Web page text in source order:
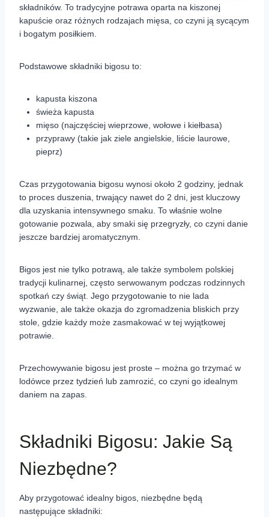
składników. To tradycyjne potrawa oparta na kiszonej
kapuście oraz różnych rodzajach mięsa, co czyni ją sycącym
i bogatym posiłkiem.
Podstawowe składniki bigosu to:
kapusta kiszona
świeża kapusta
mięso (najczęściej wieprzowe, wołowe i kiełbasa)
przyprawy (takie jak ziele angielskie, liście laurowe,
pieprz)
Czas przygotowania bigosu wynosi około 2 godziny, jednak
to proces duszenia, trwający nawet do 2 dni, jest kluczowy
dla uzyskania intensywnego smaku. To właśnie wolne
gotowanie pozwala, aby smaki się przegryzły, co czyni danie
jeszcze bardziej aromatycznym.
Bigos jest nie tylko potrawą, ale także symbolem polskiej
tradycji kulinarnej, często serwowanym podczas rodzinnych
spotkań czy świąt. Jego przygotowanie to nie lada
wyzwanie, ale także okazja do zgromadzenia bliskich przy
stole, gdzie każdy może zasmakować w tej wyjątkowej
potrawie.
Przechowywanie bigosu jest proste – można go trzymać w
lodówce przez tydzień lub zamrozić, co czyni go idealnym
daniem na zapas.
Składniki Bigosu: Jakie Są
Niezbędne?
Aby przygotować idealny bigos, niezbędne będą
następujące składniki: